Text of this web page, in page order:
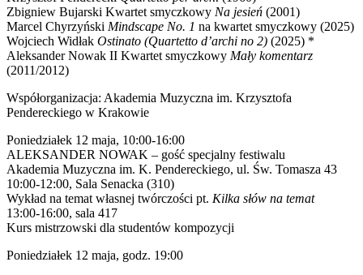
Zbigniew Bujarski Kwartet smyczkowy Na jesień (2001)
Marcel Chyrzyński Mindscape No. 1 na kwartet smyczkowy (2025)
Wojciech Widłak Ostinato (Quartetto d’archi no 2) (2025) *
Aleksander Nowak II Kwartet smyczkowy Mały komentarz
(2011/2012)
Współorganizacja: Akademia Muzyczna im. Krzysztofa
Pendereckiego w Krakowie
Poniedziałek 12 maja, 10:00-16:00
ALEKSANDER NOWAK – gość specjalny festiwalu
Akademia Muzyczna im. K. Pendereckiego, ul. Św. Tomasza 43
10:00-12:00, Sala Senacka (310)
Wykład na temat własnej twórczości pt. Kilka słów na temat
13:00-16:00, sala 417
Kurs mistrzowski dla studentów kompozycji
Poniedziałek 12 maja, godz. 19:00